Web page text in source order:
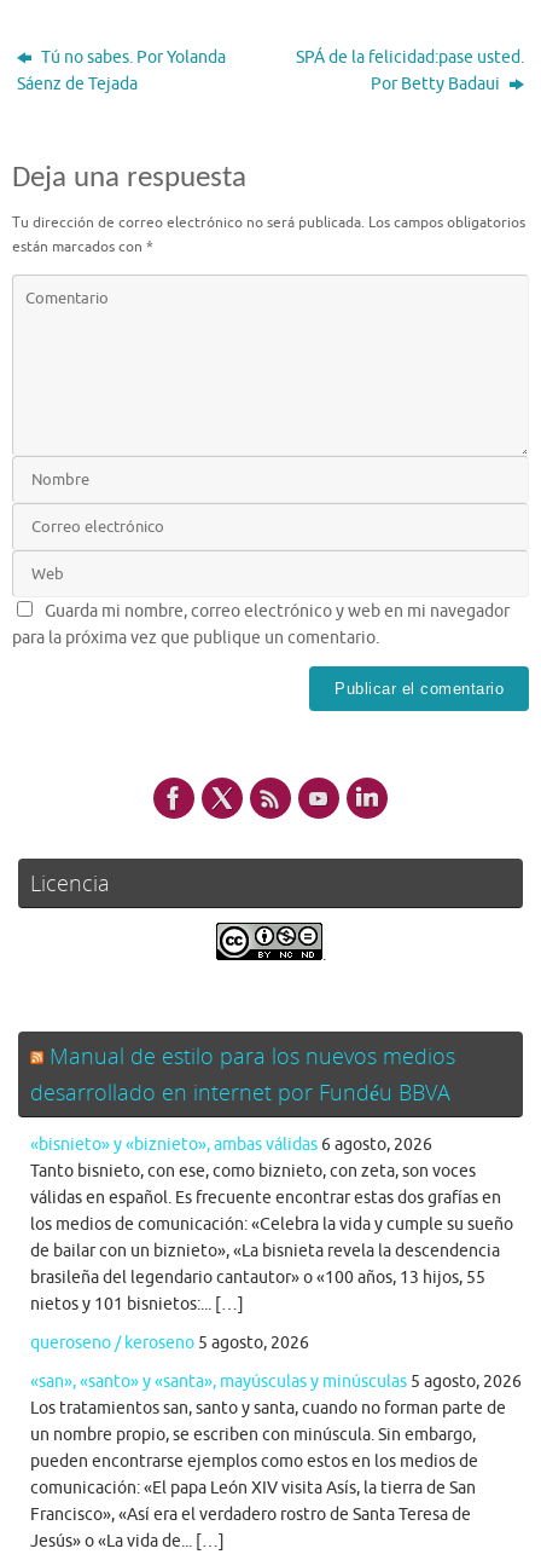
Tú no sabes. Por Yolanda
Sáenz de Tejada
SPÁ de la felicidad:pase usted.
Por Betty Badaui
Deja una respuesta
Tu dirección de correo electrónico no será publicada. Los campos obligatorios
están marcados con *
Guarda mi nombre, correo electrónico y web en mi navegador
para la próxima vez que publique un comentario.
Licencia
.
Manual de estilo para los nuevos medios
desarrollado en internet por Fundéu BBVA
«bisnieto» y «biznieto», ambas válidas 6 agosto, 2026
Tanto bisnieto, con ese, como biznieto, con zeta, son voces
válidas en español. Es frecuente encontrar estas dos grafías en
los medios de comunicación: «Celebra la vida y cumple su sueño
de bailar con un biznieto», «La bisnieta revela la descendencia
brasileña del legendario cantautor» o «100 años, 13 hijos, 55
nietos y 101 bisnietos:... […]
queroseno / keroseno 5 agosto, 2026
«san», «santo» y «santa», mayúsculas y minúsculas 5 agosto, 2026
Los tratamientos san, santo y santa, cuando no forman parte de
un nombre propio, se escriben con minúscula. Sin embargo,
pueden encontrarse ejemplos como estos en los medios de
comunicación: «El papa León XIV visita Asís, la tierra de San
Francisco», «Así era el verdadero rostro de Santa Teresa de
Jesús» o «La vida de... […]